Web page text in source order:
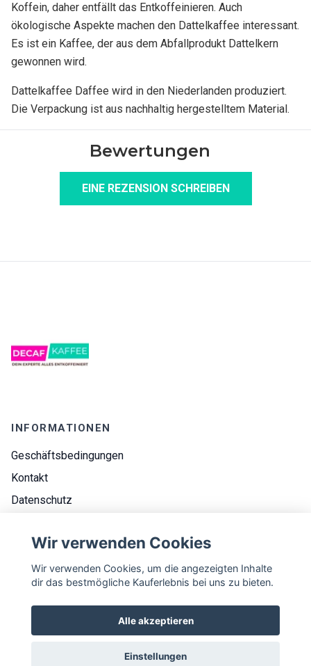
Koffein, daher entfällt das Entkoffeinieren. Auch
ökologische Aspekte machen den Dattelkaffee interessant.
Es ist ein Kaffee, der aus dem Abfallprodukt Dattelkern
gewonnen wird.
Dattelkaffee Daffee wird in den Niederlanden produziert.
Die Verpackung ist aus nachhaltig hergestelltem Material.
Bewertungen
EINE REZENSION SCHREIBEN
INFORMATIONEN
Geschäftsbedingungen
Kontakt
Datenschutz
Über uns
Abonniere
Wir verwenden Cookies
Wir verwenden Cookies, um die angezeigten Inhalte
dir das bestmögliche Kauferlebnis bei uns zu bieten.
Alle akzeptieren
Einstellungen